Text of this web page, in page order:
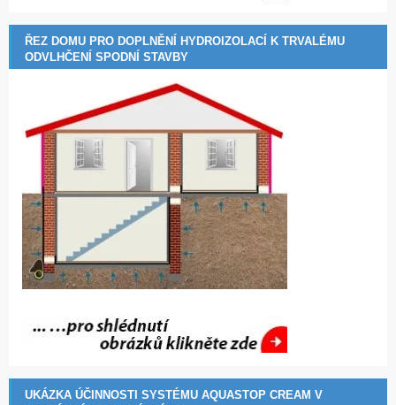
ŘEZ DOMU PRO DOPLNĚNÍ HYDROIZOLACÍ K TRVALÉMU
ODVLHČENÍ SPODNÍ STAVBY
UKÁZKA ÚČINNOSTI SYSTÉMU AQUASTOP CREAM V